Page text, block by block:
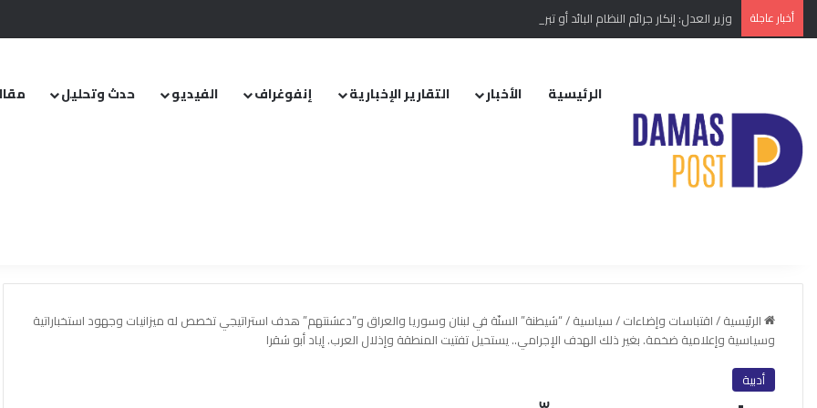
أخبار عاجلة وزير العدل: إنكار جرائم النظام البائد أو تبريرها مخالفة دستورية.. ومشروع قانون خاص إلى مجلس الشعب
الرئيسية الأخبار التقارير الإخبارية إنفوغراف الفيديو حدث وتحليل
الرئيسية/اقتباسات وإضاءات/سياسية/“شيطنة” السنّة في لبنان وسوريا والعراق و”دعشنتهم” هدف استراتيجي تخصص له ميزانيات وجهود استخباراتية
وسياسية وإعلامية ضخمة. بغير ذلك الهدف الإجرامي.. يستحيل تفتيت المنطقة وإذلال العرب. إياد أبو شقرا
أدبية